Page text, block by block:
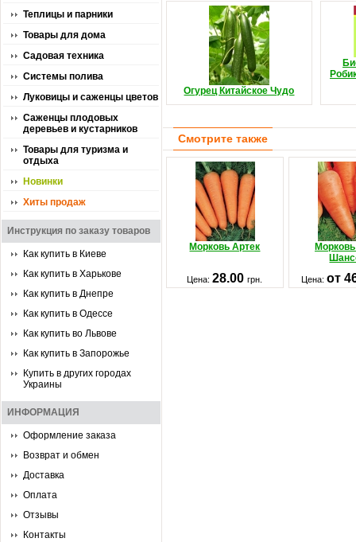
Теплицы и парники
Товары для дома
Садовая техника
Системы полива
Луковицы и саженцы цветов
Саженцы плодовых
деревьев и кустарников
Товары для туризма и
отдыха
Новинки
Хиты продаж
Инструкция по заказу товаров
Как купить в Киеве
Как купить в Харькове
Как купить в Днепре
Как купить в Одессе
Как купить во Львове
Как купить в Запорожье
Купить в других городах
Украины
ИНФОРМАЦИЯ
Оформление заказа
Возврат и обмен
Доставка
Оплата
Отзывы
Контакты
Огурец Китайское Чудо
Смотрите также
Морковь Артек
Цена:28.00грн. Цена:от